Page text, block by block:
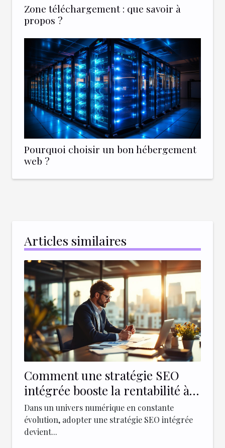
Zone téléchargement : que savoir à
propos ?
Pourquoi choisir un bon hébergement
web ?
Articles similaires
Comment une stratégie SEO
intégrée booste la rentabilité à
long terme ?
Dans un univers numérique en constante
évolution, adopter une stratégie SEO intégrée
devient...